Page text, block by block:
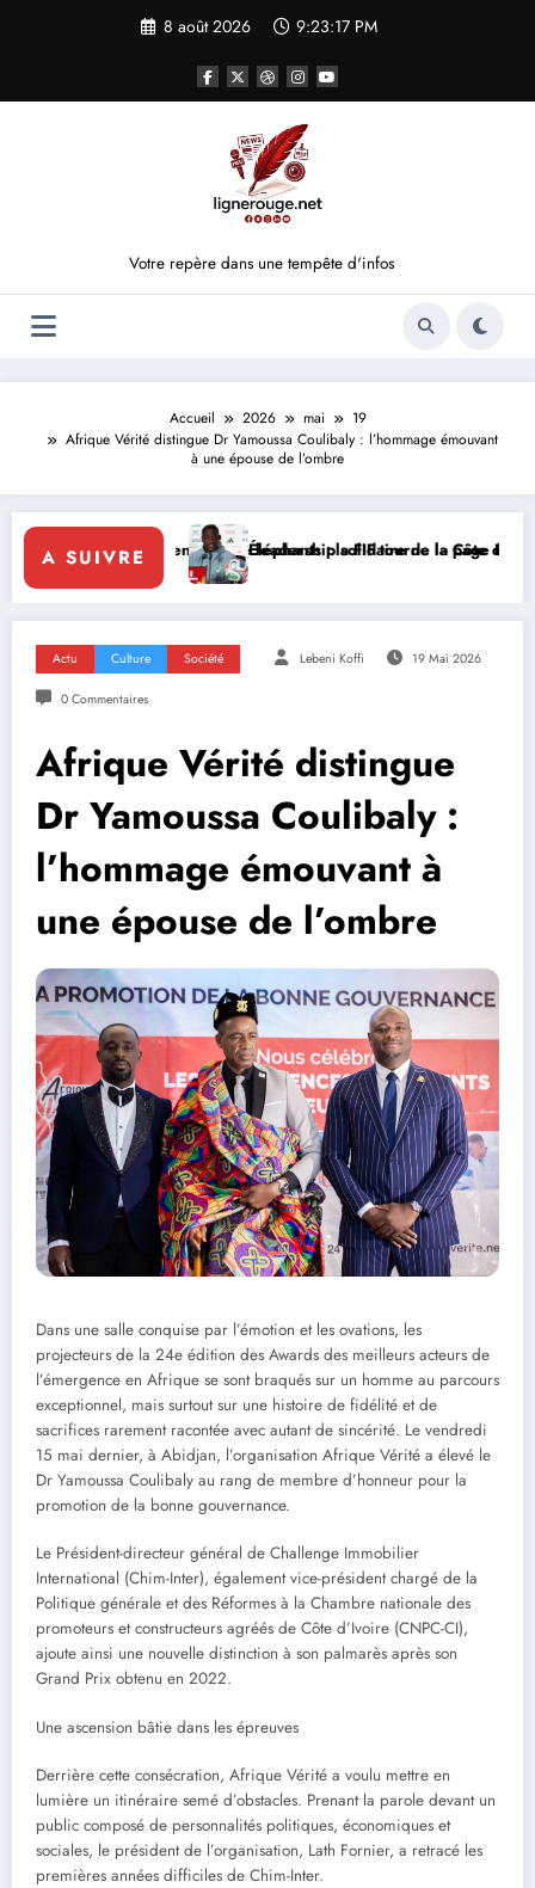
8 août 2026 9:23:17 PM
Votre repère dans une tempête d'infos
Accueil 2026 mai
19
Afrique Vérité distingue Dr Yamoussa Coulibaly : l’hommage émouvant
à une épouse de l’ombre
A SUIVRE
le leadership solidaire de la Côte d’Ivoire en Afrique
Éléphants : la FIF tourne la page Emerse Faé
Actu Culture Société Lebeni Koffi 19 Mai 2026
0 Commentaires
Afrique Vérité distingue
Dr Yamoussa Coulibaly :
l’hommage émouvant à
une épouse de l’ombre
Dans une salle conquise par l’émotion et les ovations, les
projecteurs de la 24e édition des Awards des meilleurs acteurs de
l’émergence en Afrique se sont braqués sur un homme au parcours
exceptionnel, mais surtout sur une histoire de fidélité et de
sacrifices rarement racontée avec autant de sincérité. Le vendredi
15 mai dernier, à Abidjan, l’organisation Afrique Vérité a élevé le
Dr Yamoussa Coulibaly au rang de membre d’honneur pour la
promotion de la bonne gouvernance.
Le Président-directeur général de Challenge Immobilier
International (Chim-Inter), également vice-président chargé de la
Politique générale et des Réformes à la Chambre nationale des
promoteurs et constructeurs agréés de Côte d’Ivoire (CNPC-CI),
ajoute ainsi une nouvelle distinction à son palmarès après son
Grand Prix obtenu en 2022.
Une ascension bâtie dans les épreuves
Derrière cette consécration, Afrique Vérité a voulu mettre en
lumière un itinéraire semé d’obstacles. Prenant la parole devant un
public composé de personnalités politiques, économiques et
sociales, le président de l’organisation, Lath Fornier, a retracé les
premières années difficiles de Chim-Inter.